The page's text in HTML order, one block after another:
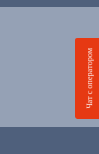
Чат с оператором